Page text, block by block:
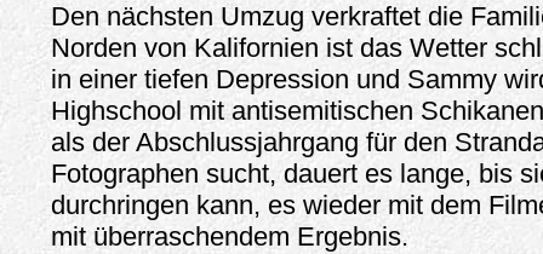
Den nächsten Umzug verkraftet die
Norden von Kalifornien ist das Wetter
in einer tiefen Depression und Sammy
Highschool mit antisemitischen
als der Abschlussjahrgang für den
Fotographen sucht, dauert es lange, bis
durchringen kann, es wieder mit dem
mit überraschendem Ergebnis.